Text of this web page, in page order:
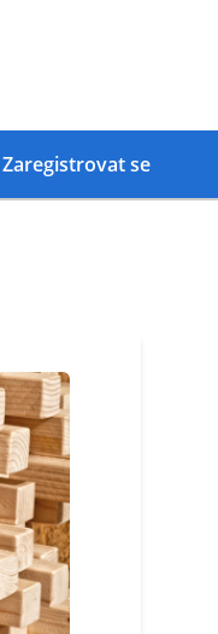
Zaregistrovat se